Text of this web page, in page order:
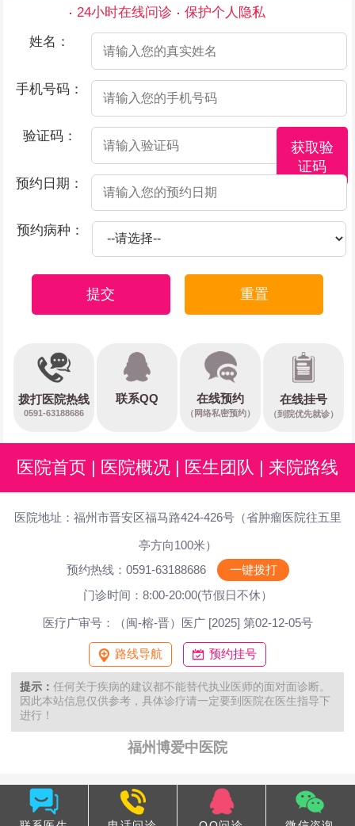
24小时在线问诊
保护个人隐私
姓名：
手机号码：
验证码：
获取验
证码
预约日期：
预约病种：
提交 重置
拨打医院热线
0591-63188686
联系QQ 在线预约
（网络私密预约）
在线挂号
（到院优先就诊）
医院首页 医院概况 医生团队 来院路线
医院地址：福州市晋安区福马路424-426号（省肿瘤医院往五里
亭方向100米）
预约热线：0591-63188686
一键拨打
门诊时间：8:00-20:00(节假日不休）
医疗广审号：（闽-榕-晋）医广 [2025] 第02-12-05号
路线导航 预约挂号
提示： 任何关于疾病的建议都不能替代执业医师的面对面诊断。
因此本站信息仅供参考，具体诊疗请一定要到医院在医生指导下
进行！
福州博爱中医院